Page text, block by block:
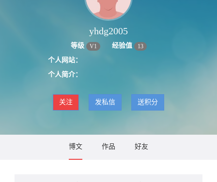
yhdg2005
等级 V1 经验值 13
个人网站：
个人简介：
关注 发私信 送积分
博文 作品 好友